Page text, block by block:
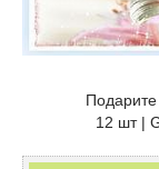
12 шт |